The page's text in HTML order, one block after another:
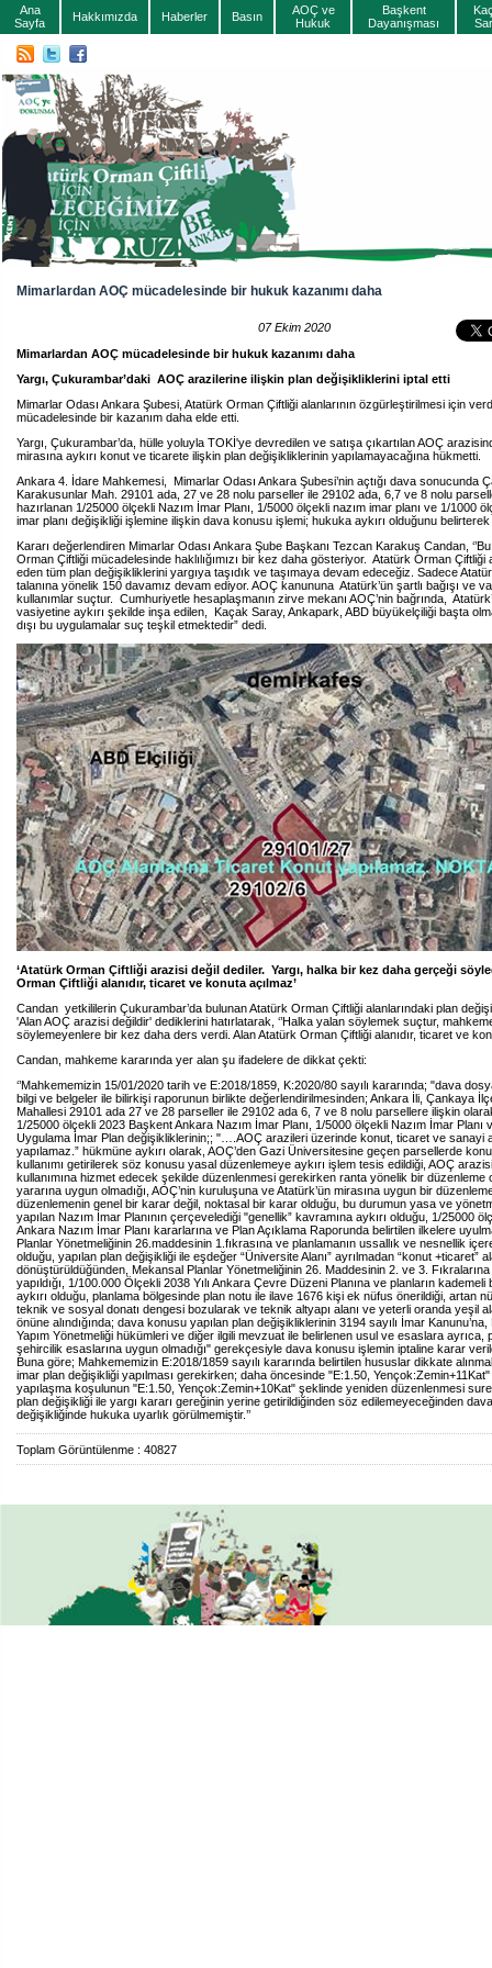
Ana
Sayfa
Hakkımızda Haberler Basın
AOÇ ve
Hukuk
Başkent
Dayanışması
Mimarlardan AOÇ mücadelesinde bir hukuk kazanımı daha
07 Ekim 2020
Mimarlardan AOÇ mücadelesinde bir hukuk kazanımı daha
Yargı, Çukurambar’daki AOÇ arazilerine ilişkin plan değişikliklerini iptal etti
Mimarlar Odası Ankara Şubesi, Atatürk Orman Çiftliği alanlarının özgürleştirilmesi için
mücadelesinde bir kazanım daha elde etti.
Yargı, Çukurambar’da, hülle yoluyla TOKİ'ye devredilen ve satışa çıkartılan AOÇ
mirasına aykırı konut ve ticarete ilişkin plan değişikliklerinin yapılamayacağına hükmetti.
Ankara 4. İdare Mahkemesi, Mimarlar Odası Ankara Şubesi’nin açtığı dava sonucunda
Karakusunlar Mah. 29101 ada, 27 ve 28 nolu parseller ile 29102 ada, 6,7 ve 8 nolu
hazırlanan 1/25000 ölçekli Nazım İmar Planı, 1/5000 ölçekli nazım imar planı ve 1/1000
imar planı değişikliği işlemine ilişkin dava konusu işlemi; hukuka aykırı olduğunu belirterek
Kararı değerlendiren Mimarlar Odası Ankara Şube Başkanı Tezcan Karakuş Candan,
Orman Çiftliği mücadelesinde haklılığımızı bir kez daha gösteriyor. Atatürk Orman Çiftliği
eden tüm plan değişikliklerini yargıya taşıdık ve taşımaya devam edeceğiz. Sadece
talanına yönelik 150 davamız devam ediyor. AOÇ kanununa Atatürk’ün şartlı bağışı ve
kullanımlar suçtur. Cumhuriyetle hesaplaşmanın zirve mekanı AOÇ’nin bağrında,
vasiyetine aykırı şekilde inşa edilen, Kaçak Saray, Ankapark, ABD büyükelçiliği başta
dışı bu uygulamalar suç teşkil etmektedir” dedi.
‘Atatürk Orman Çiftliği arazisi değil dediler. Yargı, halka bir kez daha gerçeği
Orman Çiftliği alanıdır, ticaret ve konuta açılmaz’
Candan yetkililerin Çukurambar’da bulunan Atatürk Orman Çiftliği alanlarındaki plan
'Alan AOÇ arazisi değildir' dediklerini hatırlatarak, ‘’Halka yalan söylemek suçtur,
söylemeyenlere bir kez daha ders verdi. Alan Atatürk Orman Çiftliği alanıdır, ticaret ve
Candan, mahkeme kararında yer alan şu ifadelere de dikkat çekti:
‘’Mahkememizin 15/01/2020 tarih ve E:2018/1859, K:2020/80 sayılı kararında; "dava
bilgi ve belgeler ile bilirkişi raporunun birlikte değerlendirilmesinden; Ankara İli, Çankaya
Mahallesi 29101 ada 27 ve 28 parseller ile 29102 ada 6, 7 ve 8 nolu parsellere ilişkin
1/25000 ölçekli 2023 Başkent Ankara Nazım İmar Planı, 1/5000 ölçekli Nazım İmar Planı
Uygulama İmar Plan değişikliklerinin;; "….AOÇ arazileri üzerinde konut, ticaret ve sanayi
yapılamaz.” hükmüne aykırı olarak, AOÇ’den Gazi Üniversitesine geçen parsellerde
kullanımı getirilerek söz konusu yasal düzenlemeye aykırı işlem tesis edildiği, AOÇ
kullanımına hizmet edecek şekilde düzenlenmesi gerekirken ranta yönelik bir düzenleme
yararına uygun olmadığı, AOÇ’nin kuruluşuna ve Atatürk’ün mirasına uygun bir
düzenlemenin genel bir karar değil, noktasal bir karar olduğu, bu durumun yasa ve
yapılan Nazım İmar Planının çerçevelediği "genellik” kavramına aykırı olduğu, 1/25000
Ankara Nazım İmar Planı kararlarına ve Plan Açıklama Raporunda belirtilen ilkelere
Planlar Yönetmeliğinin 26.maddesinin 1.fıkrasına ve planlamanın ussallık ve nesnellik
olduğu, yapılan plan değişikliği ile eşdeğer “Üniversite Alanı” ayrılmadan “konut +ticaret”
dönüştürüldüğünden, Mekansal Planlar Yönetmeliğinin 26. Maddesinin 2. ve 3. Fıkralarına
yapıldığı, 1/100.000 Ölçekli 2038 Yılı Ankara Çevre Düzeni Planına ve planların
aykırı olduğu, planlama bölgesinde plan notu ile ilave 1676 kişi ek nüfus önerildiği, artan
teknik ve sosyal donatı dengesi bozularak ve teknik altyapı alanı ve yeterli oranda yeşil
önüne alındığında; dava konusu yapılan plan değişikliklerinin 3194 sayılı İmar
Yapım Yönetmeliği hükümleri ve diğer ilgili mevzuat ile belirlenen usul ve esaslara ayrıca,
şehircilik esaslarına uygun olmadığı" gerekçesiyle dava konusu işlemin iptaline karar
Buna göre; Mahkememizin E:2018/1859 sayılı kararında belirtilen hususlar dikkate
imar plan değişikliği yapılması gerekirken; daha öncesinde "E:1.50,
yapılaşma koşulunun "E:1.50, Yençok:Zemin+10Kat" şeklinde yeniden düzenlenmesi
plan değişikliği ile yargı kararı gereğinin yerine getirildiğinden söz edilemeyeceğinden
değişikliğinde hukuka uyarlık görülmemiştir.’’
Toplam Görüntülenme : 40827